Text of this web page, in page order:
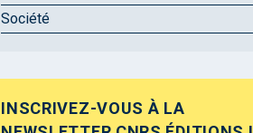
Société
INSCRIVEZ-VOUS À LA